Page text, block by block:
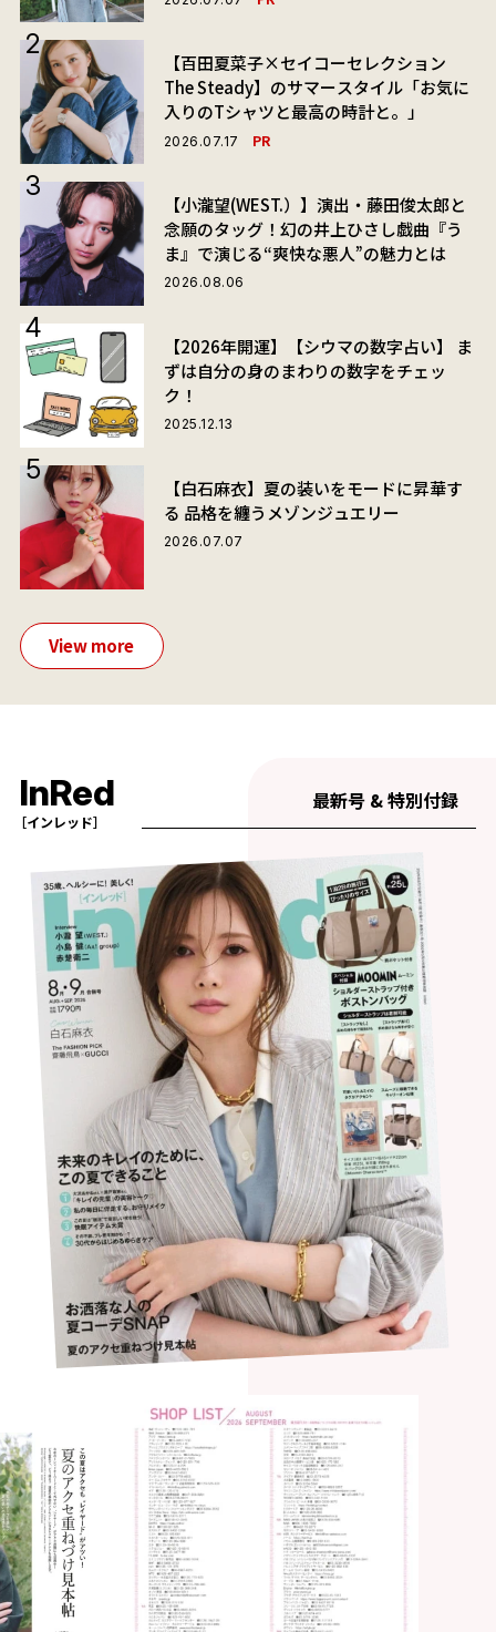
【百田夏菜子×セイコーセレクション
The Steady】のサマースタイル「お気に
入りのTシャツと最高の時計と。」
2026.07.17 PR
【小瀧望(WEST.）】演出・藤田俊太郎と
念願のタッグ！幻の井上ひさし戯曲『う
ま』で演じる“爽快な悪人”の魅力とは
2026.08.06
【2026年開運】【シウマの数字占い】 ま
ずは自分の身のまわりの数字をチェッ
ク！
2025.12.13
【白石麻衣】夏の装いをモードに昇華す
る 品格を纏うメゾンジュエリー
2026.07.07
View more
InRed
［インレッド］
最新号 & 特別付録